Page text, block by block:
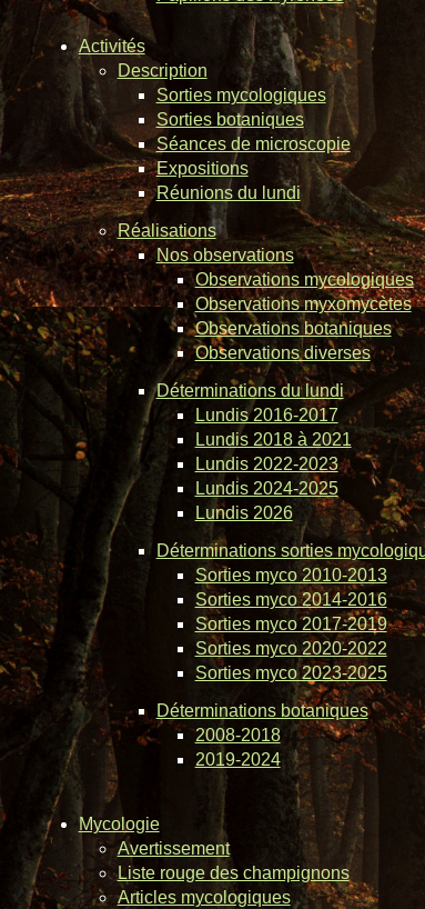
Activités
Description
Sorties mycologiques
Sorties botaniques
Séances de microscopie
Expositions
Réunions du lundi
Réalisations
Nos observations
Observations mycologiques
Observations myxomycètes
Observations botaniques
Observations diverses
Déterminations du lundi
Lundis 2016-2017
Lundis 2018 à 2021
Lundis 2022-2023
Lundis 2024-2025
Lundis 2026
Déterminations sorties
Sorties myco 2010-2013
Sorties myco 2014-2016
Sorties myco 2017-2019
Sorties myco 2020-2022
Sorties myco 2023-2025
Déterminations botaniques
2008-2018
2019-2024
Mycologie
Avertissement
Liste rouge des champignons
Articles mycologiques